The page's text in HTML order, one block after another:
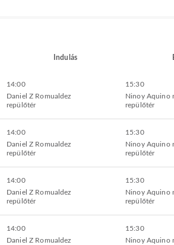
Indulás
14:00
Daniel Z Romualdez
repülőtér
15:30
Ninoy Aquino
repülőtér
14:00
Daniel Z Romualdez
repülőtér
15:30
Ninoy Aquino
repülőtér
14:00
Daniel Z Romualdez
repülőtér
15:30
Ninoy Aquino
repülőtér
14:00
Daniel Z Romualdez
15:30
Ninoy Aquino